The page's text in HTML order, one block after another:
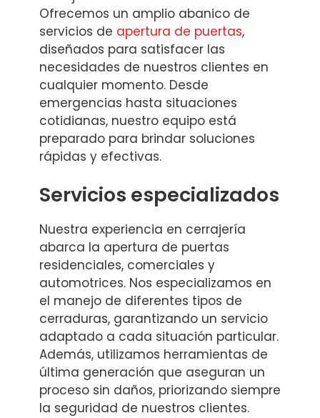
Ofrecemos un amplio abanico de
servicios de apertura de puertas,
diseñados para satisfacer las
necesidades de nuestros clientes en
cualquier momento. Desde
emergencias hasta situaciones
cotidianas, nuestro equipo está
preparado para brindar soluciones
rápidas y efectivas.
Servicios especializados
Nuestra experiencia en cerrajería
abarca la apertura de puertas
residenciales, comerciales y
automotrices. Nos especializamos en
el manejo de diferentes tipos de
cerraduras, garantizando un servicio
adaptado a cada situación particular.
Además, utilizamos herramientas de
última generación que aseguran un
proceso sin daños, priorizando siempre
la seguridad de nuestros clientes.